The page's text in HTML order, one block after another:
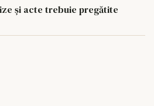
și acte trebuie pregătite